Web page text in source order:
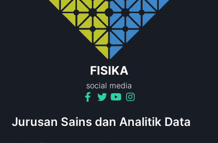
FISIKA
social media
Jurusan Sains dan Analitik Data